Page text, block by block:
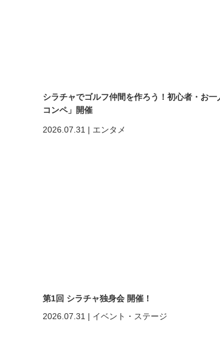
シラチャでゴルフ仲間を作ろう！初心者・お
コンペ」開催
2026.07.31 | エンタメ
第1回 シラチャ独身会 開催！
2026.07.31 | イベント・ステージ